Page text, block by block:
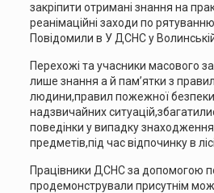
закріпити отримані знання на
реанімаційні заходи по
Повідомили в У ДСНС у Волинській
Перехожі та учасники масового
лише знання а й пам’ятки з
людини,правил пожежної
надзвичайних
поведінки у випадку
предметів,під час відпочинку в
Працівники ДСНС за допомогою
продемонстрували присутнім